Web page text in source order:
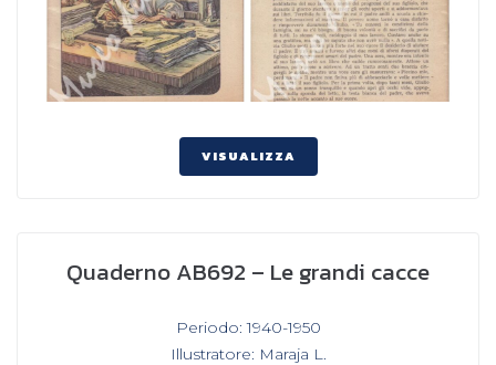
VISUALIZZA
Quaderno AB692 – Le grandi cacce
Periodo: 1940-1950
Illustratore: Maraja L.